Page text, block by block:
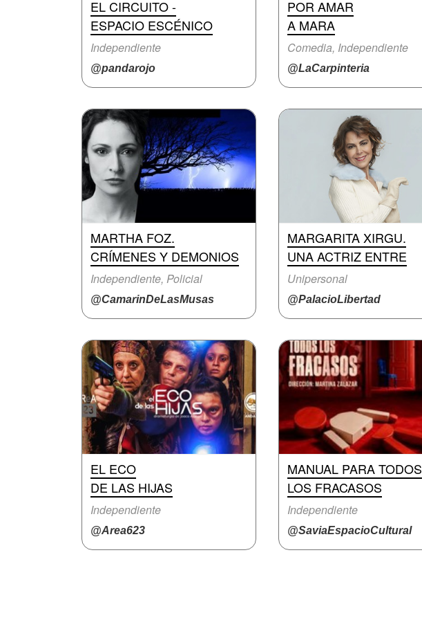
EL CIRCUITO -
ESPACIO ESCÉNICO
Independiente
@pandarojo
POR AMAR
A MARA
Comedia, Independiente
@LaCarpinteria
MARTHA FOZ.
CRÍMENES Y DEMONIOS
Independiente, Policial
@CamarinDeLasMusas
MARGARITA XIRGU.
UNA ACTRIZ ENTRE
Unipersonal
@PalacioLibertad
EL ECO
DE LAS HIJAS
Independiente
@Area623
MANUAL PARA TODOS
LOS FRACASOS
Independiente
@SaviaEspacioCultural